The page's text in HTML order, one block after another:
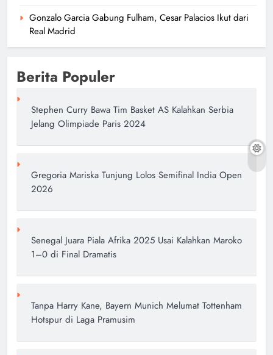
Gonzalo Garcia Gabung Fulham, Cesar Palacios Ikut dari
Real Madrid
Berita Populer
Stephen Curry Bawa Tim Basket AS Kalahkan Serbia
Jelang Olimpiade Paris 2024
Gregoria Mariska Tunjung Lolos Semifinal India Open
2026
Senegal Juara Piala Afrika 2025 Usai Kalahkan Maroko
1–0 di Final Dramatis
Tanpa Harry Kane, Bayern Munich Melumat Tottenham
Hotspur di Laga Pramusim